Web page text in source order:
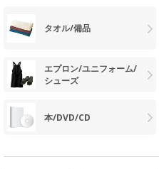
タオル/備品
エプロン/ユニフォーム/
シューズ
本/DVD/CD